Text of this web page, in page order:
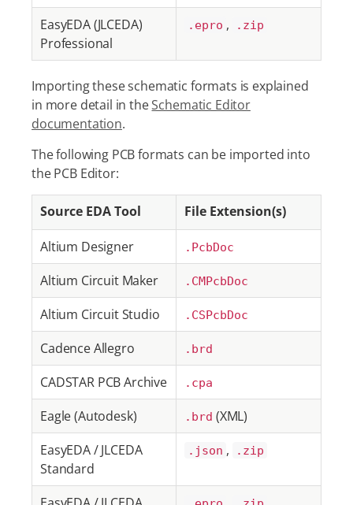
EasyEDA (JLCEDA)
Professional
.epro , .zip
Importing these schematic formats is explained
in more detail in theSchematic Editor
documentation.
The following PCB formats can be imported into
the PCB Editor:
Source EDA Tool File Extension(s)
Altium Designer .PcbDoc
Altium Circuit Maker .CMPcbDoc
Altium Circuit Studio .CSPcbDoc
Cadence Allegro .brd
CADSTAR PCB Archive .cpa
Eagle (Autodesk) .brd (XML)
EasyEDA / JLCEDA
Standard
.json , .zip